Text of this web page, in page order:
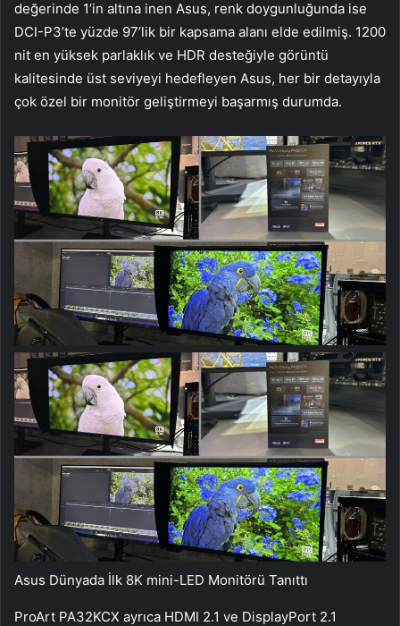
değerinde 1’in altına inen Asus, renk doygunluğunda ise
DCI-P3’te yüzde 97’lik bir kapsama alanı elde edilmiş. 1200
nit en yüksek parlaklık ve HDR desteğiyle görüntü
kalitesinde üst seviyeyi hedefleyen Asus, her bir detayıyla
çok özel bir monitör geliştirmeyi başarmış durumda.
Asus Dünyada İlk 8K mini-LED Monitörü Tanıttı
ProArt PA32KCX ayrıca HDMI 2.1 ve DisplayPort 2.1